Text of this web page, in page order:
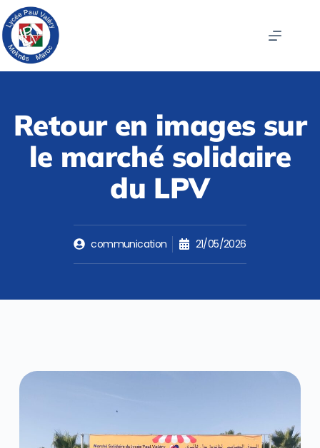
Retour en images sur
le marché solidaire
du LPV
communication 21/05/2026